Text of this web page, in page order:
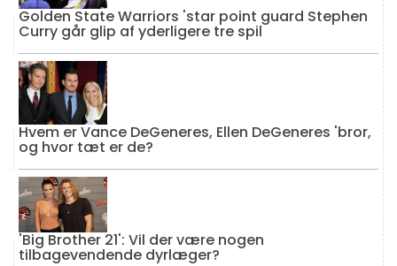
Golden State Warriors 'star point guard Stephen
Curry går glip af yderligere tre spil
Hvem er Vance DeGeneres, Ellen DeGeneres 'bror,
og hvor tæt er de?
'Big Brother 21': Vil der være nogen
tilbagevendende dyrlæger?